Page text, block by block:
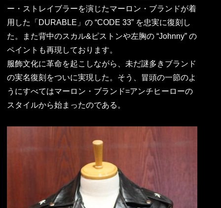
ー・ストレイブラーを演じたマーロン・ブランドが着
用した「DURABLE」の “CODE 33” を忠実に復刻し
た。また背中のスカル&ピストンや左胸の “Johnny” の
ペイントも再現しております。
服飾文化に革命を起こしながら、未だ謎多きブランド
の実名復刻をついに実現した。そう、冒頭の一節のよ
うにすべてはマーロン・ブランド=アンチヒーローの
スタイルから始まったのである。